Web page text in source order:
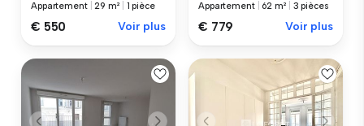
Appartement |29 m² 1 pièce
€ 550 Voir plus
Appartement 62 m² 3 pièces
€ 779 Voir plus